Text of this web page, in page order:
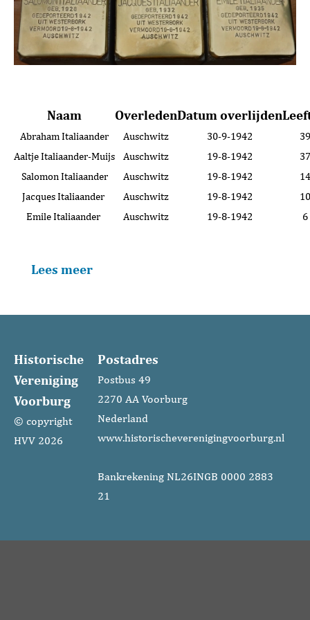
Naam OverledenDatum overlijden
Abraham Italiaander Auschwitz 30-9-1942
39
Aaltje Italiaander-Muijs
Auschwitz 19-8-1942
37
Salomon Italiaander
Auschwitz 19-8-1942
14
Jacques Italiaander
Auschwitz 19-8-1942
10
Emile Italiaander
Auschwitz 19-8-1942 6
Lees meer
Historische
Vereniging
Voorburg
© copyright
HVV 2026
Postadres
Postbus 49
2270 AA Voorburg
Nederland
www.historischeverenigingvoorburg.nl
Bankrekening NL26INGB 0000 2883
21